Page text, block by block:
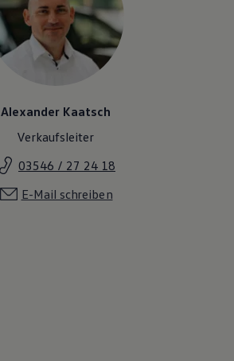
Alexander Kaatsch
Verkaufsleiter
03546 / 27 24 18
E-Mail schreiben